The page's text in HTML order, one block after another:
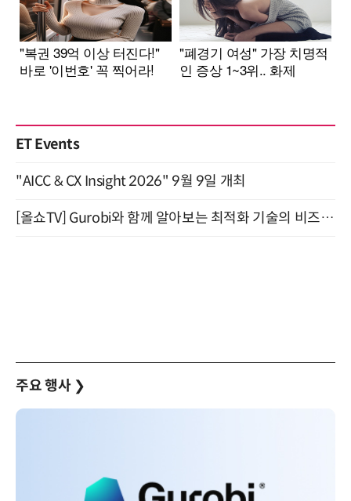
ET Events
"AICC & CX Insight 2026" 9월 9일 개최
[올쇼TV] Gurobi와 함께 알아보는 최적화 기술의 비즈니스 활용 (8월 20일 생방송)
주요 행사 ❯